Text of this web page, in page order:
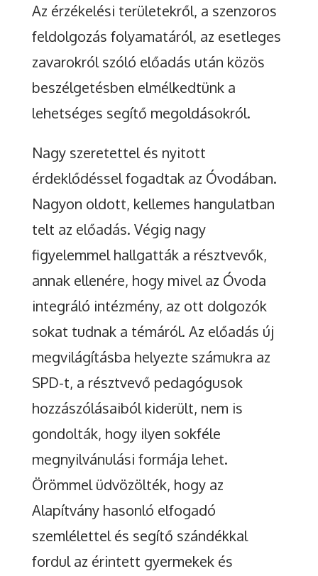
Az érzékelési területekről, a szenzoros
feldolgozás folyamatáról, az esetleges
zavarokról szóló előadás után közös
beszélgetésben elmélkedtünk a
lehetséges segítő megoldásokról.
Nagy szeretettel és nyitott
érdeklődéssel fogadtak az Óvodában.
Nagyon oldott, kellemes hangulatban
telt az előadás. Végig nagy
figyelemmel hallgatták a résztvevők,
annak ellenére, hogy mivel az Óvoda
integráló intézmény, az ott dolgozók
sokat tudnak a témáról. Az előadás új
megvilágításba helyezte számukra az
SPD-t, a résztvevő pedagógusok
hozzászólásaiból kiderült, nem is
gondolták, hogy ilyen sokféle
megnyilvánulási formája lehet.
Örömmel üdvözölték, hogy az
Alapítvány hasonló elfogadó
szemlélettel és segítő szándékkal
fordul az érintett gyermekek és